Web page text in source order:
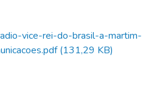
vice-rei-do-brasil-a-martim-
(131,29 KB)